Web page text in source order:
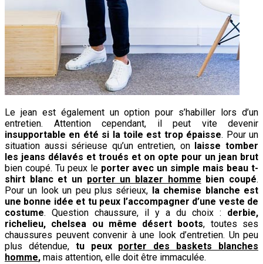
Le jean est également un option pour s’habiller lors d’un
entretien. Attention cependant, il peut vite devenir
insupportable en été si la toile est trop épaisse. Pour un
situation aussi sérieuse qu’un entretien, on laisse tomber
les jeans délavés et troués et on opte pour un jean brut
bien coupé. Tu peux le porter avec un simple mais beau t-
shirt blanc et un porter un blazer homme bien coupé.
Pour un look un peu plus sérieux, la chemise blanche est
une bonne idée et tu peux l’accompagner d’une veste de
costume. Question chaussure, il y a du choix : derbie,
richelieu, chelsea ou même désert boots, toutes ses
chaussures peuvent convenir à une look d’entretien. Un peu
plus détendue, tu peux porter des baskets blanches
homme, mais attention, elle doit être immaculée.